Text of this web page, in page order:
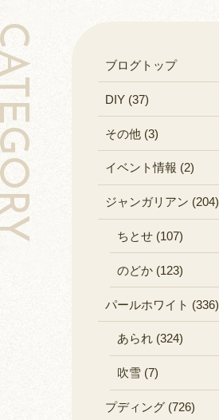
ブログトップ
DIY (37)
その他 (3)
イベント情報 (2)
ジャンガリアン (204)
ちとせ (107)
のどか (123)
パールホワイト (336)
あられ (324)
吹雪 (7)
プディング (726)